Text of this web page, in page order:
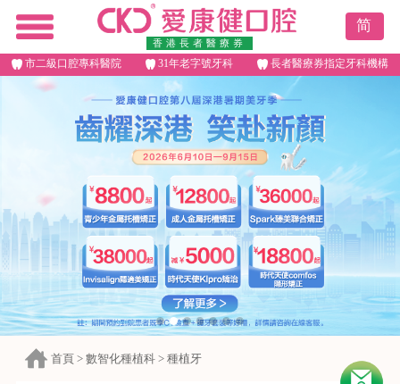
香港長者醫療券
简
市二級口腔專科醫院 31年老字號牙科 長者醫療券指定牙科機構
首頁 > 數智化種植科 > 種植牙